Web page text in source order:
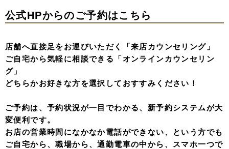
公式HPからのご予約はこちら
店舗へ直接足をお運びいただく「来店カウンセリング」
ご自宅から気軽に相談できる「オンラインカウンセリン
グ」
どちらかお好きな方を選択しておすすみください！
ご予約は、予約状況が一目でわかる、新予約システムが大
変便利です。
お店の営業時間になかなか電話ができない、という方でも
ご自宅から、職場から、通勤電車の中から、スマホ一つで